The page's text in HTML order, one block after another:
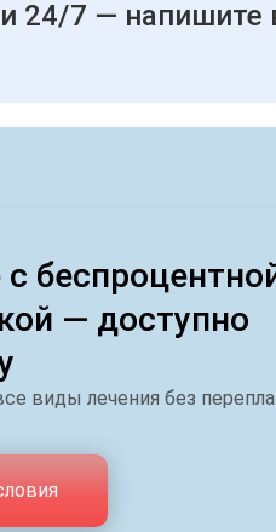
24/7 — напишите
— доступно
виды лечения без